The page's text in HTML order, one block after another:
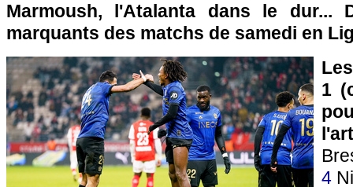
Marmoush, l'Atalanta dans le dur...
marquants des matchs de samedi en
1
4